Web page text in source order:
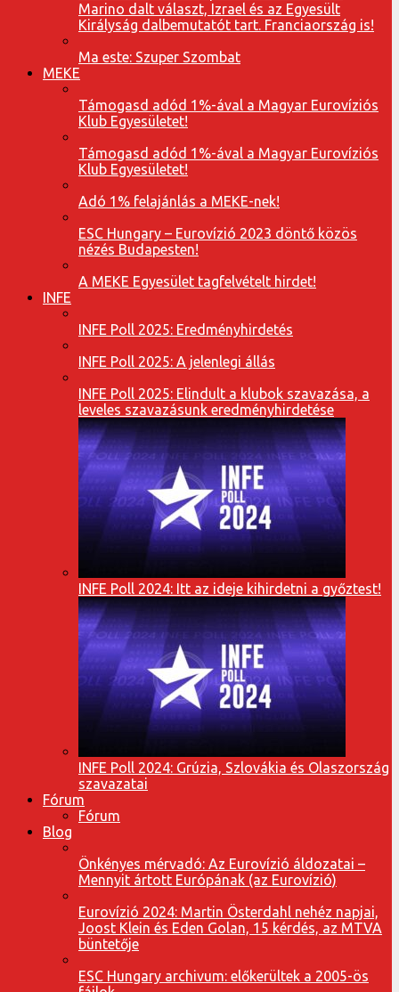
Marino dalt választ, Izrael és az Egyesült
Királyság dalbemutatót tart. Franciaország is!
Ma este: Szuper Szombat
MEKE
Támogasd adód 1%-ával a Magyar Eurovíziós
Klub Egyesületet!
Támogasd adód 1%-ával a Magyar Eurovíziós
Klub Egyesületet!
Adó 1% felajánlás a MEKE-nek!
ESC Hungary – Eurovízió 2023 döntő közös
nézés Budapesten!
A MEKE Egyesület tagfelvételt hirdet!
INFE
INFE Poll 2025: Eredményhirdetés
INFE Poll 2025: A jelenlegi állás
INFE Poll 2025: Elindult a klubok szavazása, a
leveles szavazásunk eredményhirdetése
INFE Poll 2024: Itt az ideje kihirdetni a győztest!
INFE Poll 2024: Grúzia, Szlovákia és Olaszország
szavazatai
Fórum
Fórum
Blog
Önkényes mérvadó: Az Eurovízió áldozatai –
Mennyit ártott Európának (az Eurovízió)
Eurovízió 2024: Martin Österdahl nehéz napjai,
Joost Klein és Eden Golan, 15 kérdés, az MTVA
büntetője
ESC Hungary archivum: előkerültek a 2005-ös